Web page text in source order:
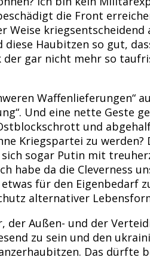
die Front
kriegsentscheidend
Haubitzen so gut,
der gar nicht mehr so
Und eine nette
und
Kriegspartei zu
sogar Putin mit
habe da die Cleverness
für den
alternativer
der Außen- und der
zu sein und den
Das